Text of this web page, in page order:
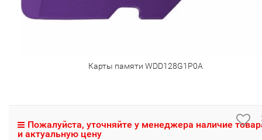
Карты памяти WDD128G1P0A
Пожалуйста, уточняйте у менеджера наличие
и актуальную цену